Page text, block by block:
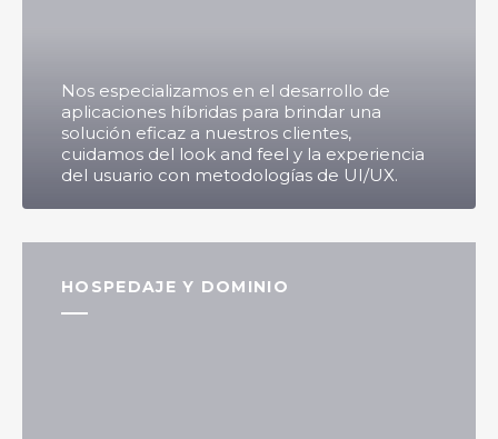
Nos especializamos en el desarrollo de
aplicaciones híbridas para brindar una
solución eficaz a nuestros clientes,
cuidamos del look and feel y la experiencia
del usuario con metodologías de UI/UX.
HOSPEDAJE Y DOMINIO